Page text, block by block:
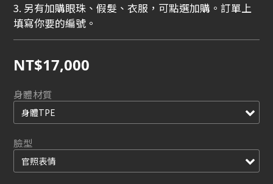
3. 另有加購眼珠、假髮、衣服，可點選加購。訂單上
填寫你要的編號。
NT$17,000
身體材質
臉型